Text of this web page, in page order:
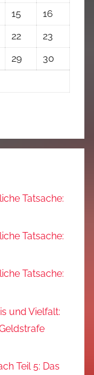
15
16
22
23
29
30
Tatsache:
Tatsache:
Tatsache:
und Vielfalt:
Teil 5: Das